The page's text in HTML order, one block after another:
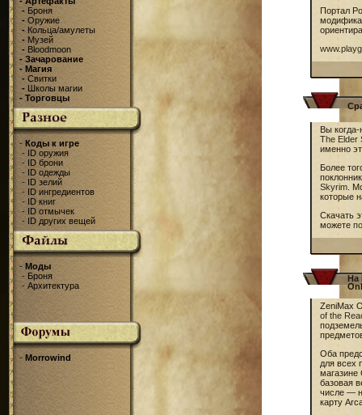
- Броня
- Оружие
- Кольца/амулеты
- Музей
- Bloodmoon
- Зачарование
- Магия
- Свитки
- Школы магии
- Торговцы
- Коды к игре
- ID оружия
- ID брони
- ID одежды
- ID зелий
- ID ингредиентов
- ID книг
- ID отмычек
- ID других вещей
- Моды
- Броня
- Архитектура
- Morrowind
Портал
Вы
The Elder
именно
Более
Skyrim .
которые
Скачать
можете
На
ZeniMax
of the
Оба
для всех
базовая
числе —
карту